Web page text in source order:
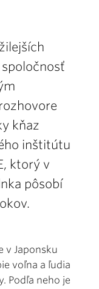
kňaz
inštitútu
ktorý v
pôsobí
v Japonsku
voľna a ľudia
Podľa neho je